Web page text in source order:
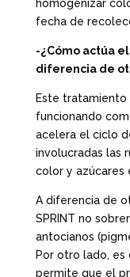
homogenizar
fecha de
-¿Cómo actúa
diferencia de
Este tratamiento
funcionando
acelera el ciclo
involucradas las
color y azúcares
A diferencia de
SPRINT no
antocianos
Por otro lado, es
permite que el